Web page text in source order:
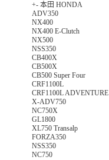
+- 本田 HONDA
ADV350
NX400
NX400 E-Clutch
NX500
NSS350
CB400X
CB500X
CB500 Super Four
CRF1100L
CRF1100L ADVENTURE
X-ADV750
NC750X
GL1800
XL750 Transalp
FORZA350
NSS350
NC750